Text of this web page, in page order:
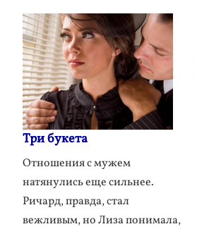
Три букета
Отношения с мужем
натянулись еще сильнее.
Ричард, правда, стал
вежливым, но Лиза понимала,